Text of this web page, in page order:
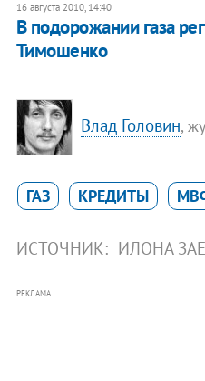
16 августа 2010, 14:40
В подорожании газа
Тимошенко
Влад Головин,
ГАЗ КРЕДИТЫ
ИСТОЧНИК: ИЛОНА
РЕКЛАМА